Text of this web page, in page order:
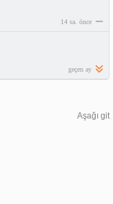
14 sa. önce
geçen ay
Aşağı git